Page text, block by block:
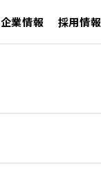
企業情報 採用情報